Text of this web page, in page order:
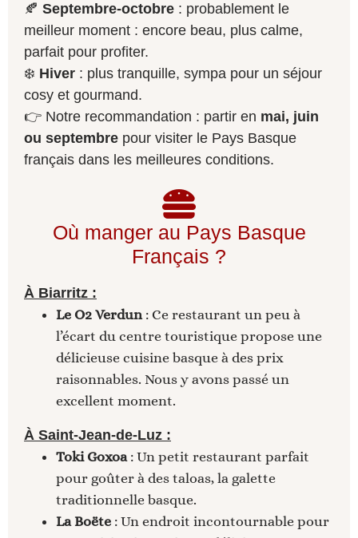
🍂 Septembre-octobre : probablement le
meilleur moment : encore beau, plus calme,
parfait pour profiter.
❄️ Hiver : plus tranquille, sympa pour un séjour
cosy et gourmand.
👉 Notre recommandation : partir en mai, juin
ou septembre pour visiter le Pays Basque
français dans les meilleures conditions.
Où manger au Pays Basque
Français ?
À Biarritz :
Le O2 Verdun: Ce restaurant un peu à
l’écart du centre touristique propose une
délicieuse cuisine basque à des prix
raisonnables. Nous y avons passé un
excellent moment.
À Saint-Jean-de-Luz :
Toki Goxoa: Un petit restaurant parfait
pour goûter à des taloas, la galette
traditionnelle basque.
La Boëte : Un endroit incontournable pour